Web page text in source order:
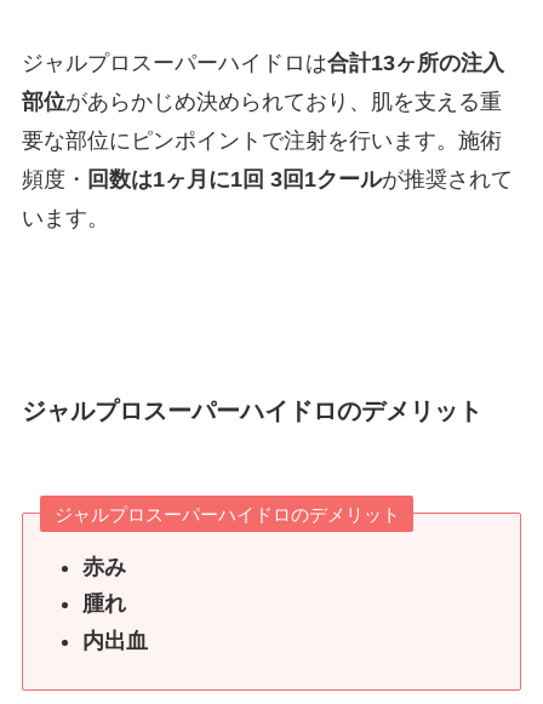
ジャルプロスーパーハイドロは合計13ヶ所の注入
部位があらかじめ決められており、肌を支える重
要な部位にピンポイントで注射を行います。施術
頻度・ 回数は1ヶ月に1回 3回1クールが推奨されて
います。
ジャルプロスーパーハイドロのデメリット
ジャルプロスーパーハイドロのデメリット
赤み
腫れ
内出血